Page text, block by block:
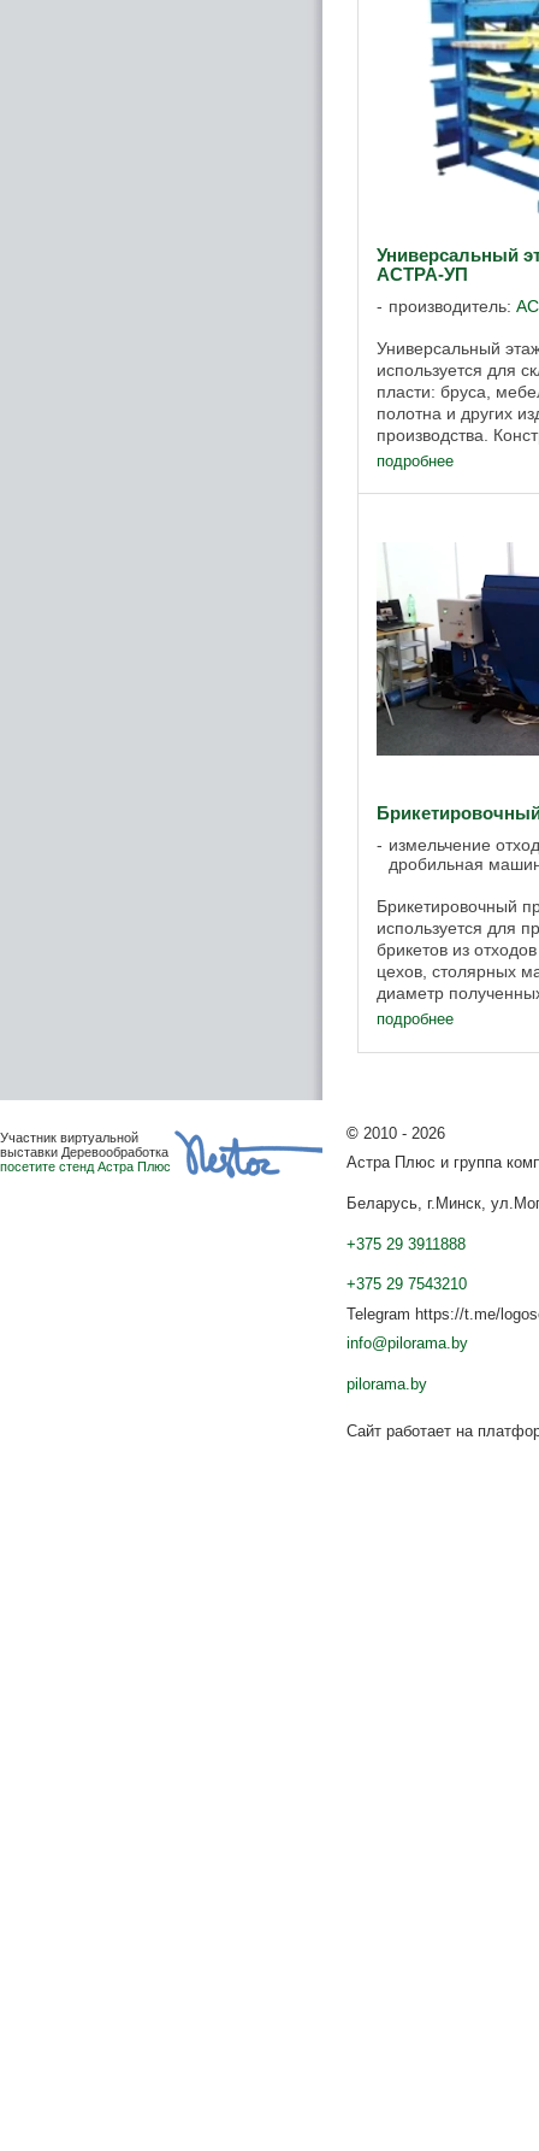
Универсальный
АСТРА-УП
производитель:
Универсальный
используется для
пласти: бруса,
полотна и других
производства.
пресса ваймы ПС-
подробнее
измельчение
дробильная
Брикетировочный
используется для
брикетов из
цехов, столярных
диаметр
сжигания в
подробнее
Участник виртуальной
выставки Деревообработка
посетите стенд Астра Плюс
© 2010 - 2026
Астра Плюс и группа
Беларусь, г.Минск,
+375 29 3911888
+375 29 7543210
Telegram https://t.me/
info@pilorama.by
pilorama.by
Сайт работает на